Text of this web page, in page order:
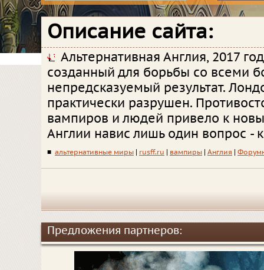
Описание сайта:
Альтернативная Англия, 2017
созданный для борьбы со всеми
непредсказуемый результат.
практически разрушен.
вампиров и людей привело к
Англии навис лишь один вопрос -
■ альтернативные миры rusff.ru вампиры Англия
Предложения партнеров: